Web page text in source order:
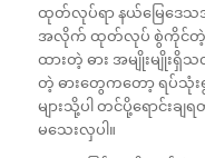
ထုတ်လုပ်ရာ နယ်မြေဒေသအ
အလိုက် ထုတ်လုပ် စွဲကိုင်တဲ့ ဓ
ထားတဲ့ ဓား အမျိုးမျို
တဲ့ ဓားတွေကတော့ ရပ်သုံး
များသို့ပါ တင်ပို့ရောင်းခ
မသေးလှပါ။